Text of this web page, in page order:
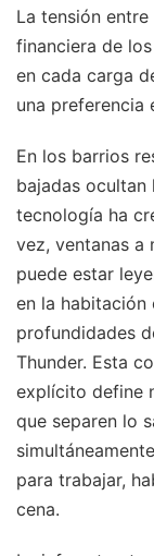
La tensión
financiera de
en cada carga
una preferencia
En los barrios
bajadas ocultan
tecnología ha
vez, ventanas a
puede estar
en la habitación
profundidades
Thunder. Esta
explícito define
que separen lo
para trabajar,
cena.